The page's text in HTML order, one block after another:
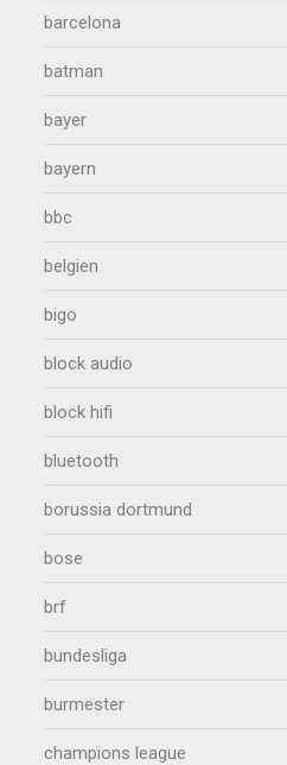
barcelona
batman
bayer
bayern
bbc
belgien
bigo
block audio
block hifi
bluetooth
borussia dortmund
bose
brf
bundesliga
burmester
champions league